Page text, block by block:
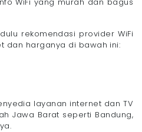
rekomendasi provider WiFi
dan harganya di bawah ini:
layanan internet dan TV
Jawa Barat seperti Bandung,